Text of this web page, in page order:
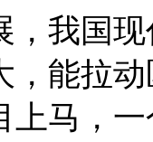
，我国
，能拉
上马，